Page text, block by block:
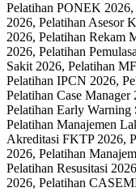
Pelatihan PONEK
2026, Pelatihan Asesor
2026, Pelatihan Rekam
2026, Pelatihan
Sakit 2026, Pelatihan
Pelatihan IPCN 2026,
Pelatihan Case
Pelatihan Early Warning
Pelatihan Manajemen
Akreditasi FKTP 2026,
2026, Pelatihan
Pelatihan Resusitasi
2026, Pelatihan